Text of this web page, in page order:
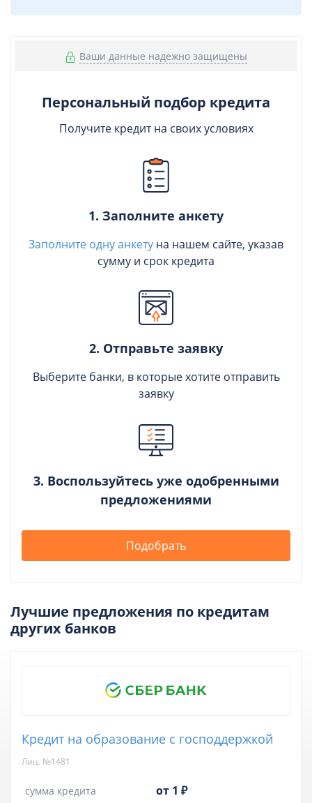
Ваши данные надежно защищены
Персональный подбор кредита
Получите кредит на своих условиях
1. Заполните анкету
Заполните одну анкету на нашем сайте, указав
сумму и срок кредита
2. Отправьте заявку
Выберите банки, в которые хотите отправить
заявку
3. Воспользуйтесь уже одобренными
предложениями
Подобрать
Лучшие предложения по кредитам
других банков
Кредит на образование с господдержкой
Лиц. №1481
сумма кредита от 1 ₽